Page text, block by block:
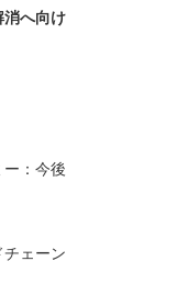
消へ向け
：今後
ェーン